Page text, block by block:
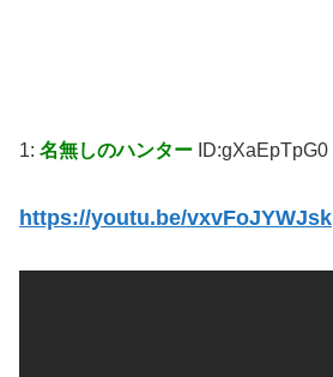
1: 名無しのハンター ID:gXaEpTpG0
https://youtu.be/vxvFoJYWJsk